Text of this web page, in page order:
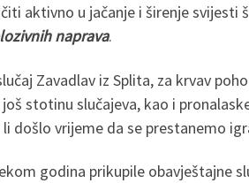
aktivno u jačanje i širenje
naprava.
Zavadlav iz Splita, za krvav
stotinu slučajeva, kao i
došlo vrijeme da se prestanemo
godina prikupile obavještajne